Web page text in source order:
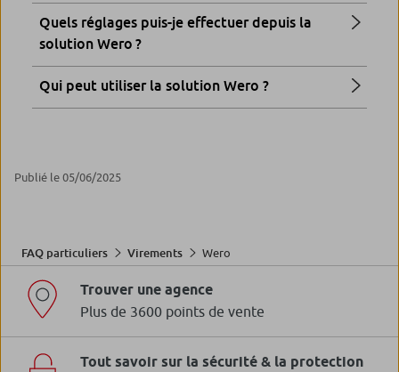
Quels réglages puis-je effectuer depuis la
solution Wero ?
Qui peut utiliser la solution Wero ?
Publié le 05/06/2025
FAQ particuliers Virements Wero
Trouver une agence
Plus de 3600 points de vente
Tout savoir sur la sécurité & la protection